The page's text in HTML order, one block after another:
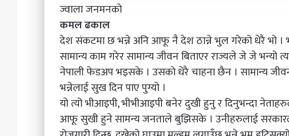
ज्वाला जनमनको
कमल ढकाल
देश संकटमा छ भन्ने अनि आफू नै देश ठान्ने भुल गरेको धेरै भो ।
सामान्य काम गरेर सामान्य जीवन बिताएर राज्यले जे जे भन्यो
नेपाली फेडअप भइसके । उसको धेरै चाहना छैन । सामान्य
भन्नेलाई सुख दिन पाए पुग्यो ।
यो त्यो भीआइपी, भीभीआइपी बनेर दुखी हुनु र दिनुभन्दा
आफू सुखी हुने सामन्य जनताले बुझिसके । उनीहरुलाई सरकारले